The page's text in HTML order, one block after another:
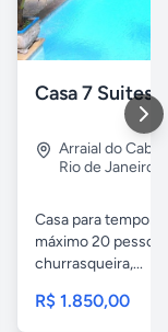
Arraial do Cabo
Rio de Janeiro
Casa para
máximo 20
churrasqueira,...
R$ 1.850,00